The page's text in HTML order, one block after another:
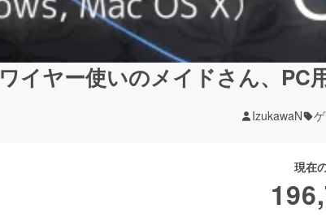
ワイヤー使いのメイドさん、PC
IzukawaN
現在